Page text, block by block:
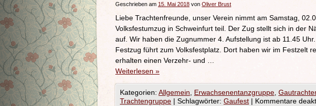
Geschrieben am 15. Mai 2018 von Oliver Brust
Liebe Trachtenfreunde, unser Verein nimmt am Samstag,
Volksfestumzug in Schweinfurt teil. Der Zug stellt sich in der
auf. Wir haben die Zugnummer 4. Aufstellung ist ab 11.45
Festzug führt zum Volksfestplatz. Dort haben wir im Festzelt
erhalten einen Verzehr- und …
Weiterlesen »
Kategorien: Allgemein Erwachsenentanzgruppe
Trachtengruppe | Schlagwörter: Gaufest | Kommentare